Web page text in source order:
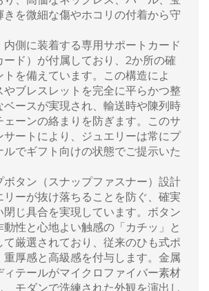
きを微細な傷やホコリの付着から守
側に装着する専用サポートカード
ード）が付属しており、2か所の確
を備えています。この構造によ
やブレスレットを完全に平らかつ整
ベースが実現され、輸送時や陳列時
ェーンの絡まりを防ぎます。このサ
サートにより、ジュエリーは常にプ
ルでギフト向けの状態でご提示いた
ボタン（スナップファスナー）設計
リーが抜け落ちることを防ぐ、確実
閉じ具合を実現しています。ボタン
動性と心地よい触感の「カチッ」と
て厳選されており、従来のひも式ポ
重厚感と高級感を付与します。金属
ィテールがマイクロファイバー素材
モダンで洗練された外観を演出し